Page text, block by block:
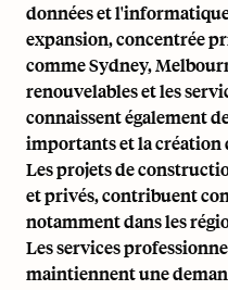
données et
expansion, concentrée
comme Sydney,
renouvelables et les
connaissent également
importants et la création
Les projets de
et privés, contribuent
notamment dans les
Les services
maintiennent une